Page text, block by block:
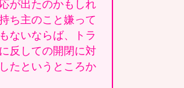
が出たのかもしれ
ち主のこと嫌って
ないならば、トラ
反しての開閉に対
たというところか